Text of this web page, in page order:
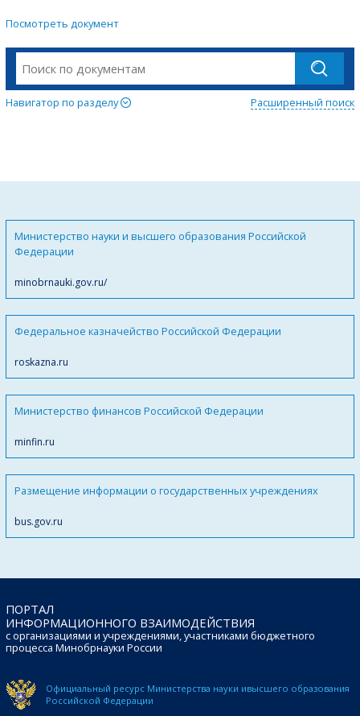
Посмотреть документ
Навигатор по разделу Расширенный поиск
Министерство науки и высшего образования Российской
Федерации
minobrnauki.gov.ru/
Федеральное казначейство Российской Федерации
roskazna.ru
Министерство финансов Российской Федерации
minfin.ru
Размещение информации о государственных учреждениях
bus.gov.ru
ПОРТАЛ
ИНФОРМАЦИОННОГО ВЗАИМОДЕЙСТВИЯ
с организациями и учреждениями, участниками бюджетного
процесса Минобрнауки России
Официальный ресурс Министерства науки ивысшего образования
Российской Федерации